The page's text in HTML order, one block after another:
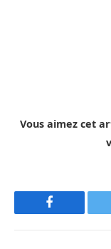
Vous aimez cet
Facebook